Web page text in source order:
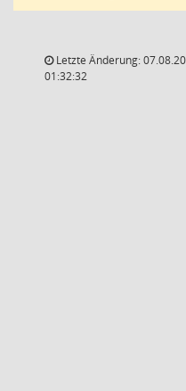
Letzte Änderung:
01:32:32